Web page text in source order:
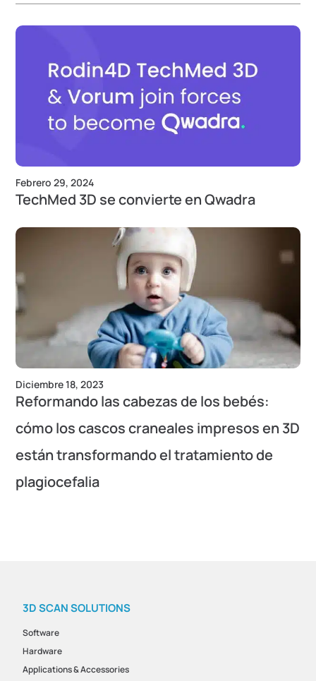
Febrero 29, 2024
TechMed 3D se convierte en Qwadra
Diciembre 18, 2023
Reformando las cabezas de los bebés:
cómo los cascos craneales impresos en 3D
están transformando el tratamiento de
plagiocefalia
3D SCAN SOLUTIONS
Software
Hardware
Applications & Accessories